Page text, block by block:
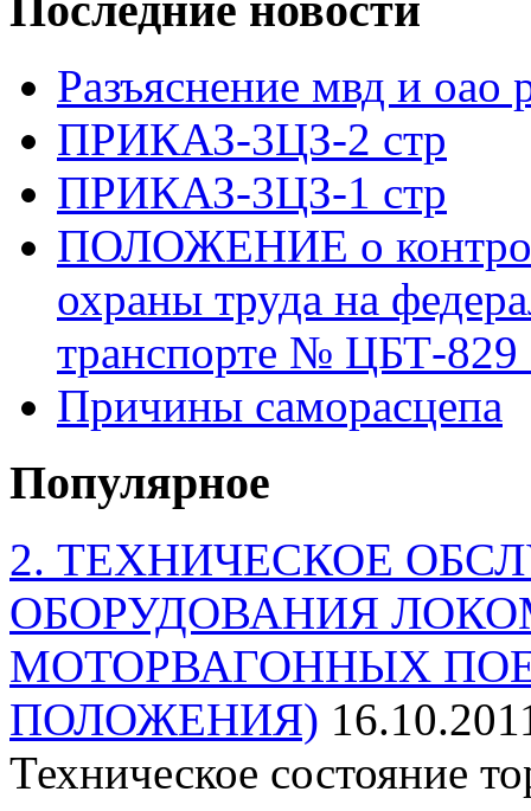
Разъяснение мвд и оао
ПРИКАЗ-3ЦЗ-2 стр
ПРИКАЗ-3ЦЗ-1 стр
ПОЛОЖЕНИЕ о
охраны труда на
транспорте № ЦБТ-829
Причины саморасцепа
Популярное
2. ТЕХНИЧЕСКОЕ
ОБОРУДОВАНИЯ
МОТОРВАГОННЫХ
ПОЛОЖЕНИЯ)
Техническое состояние